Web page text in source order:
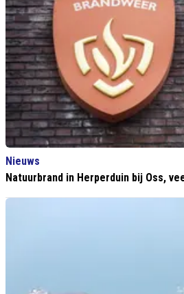
Nieuws
Natuurbrand in Herperduin bij Oss,